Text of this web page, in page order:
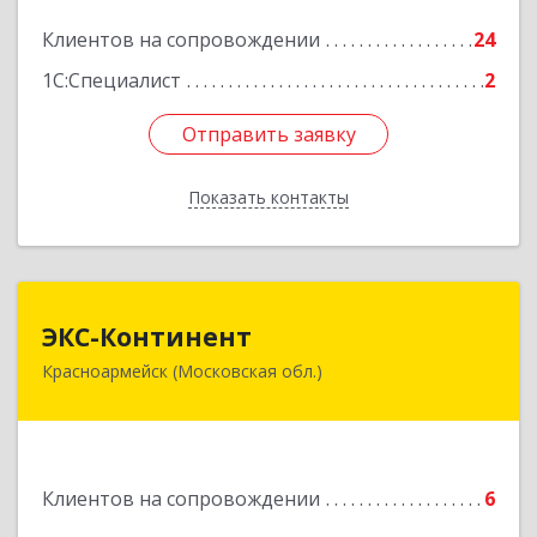
Клиентов на сопровождении
24
1С:Специалист
2
Отправить заявку
Показать контакты
Подробнее
Отправить заявку
Назад
ЭКС-Континент
Красноармейск (Московская обл.)
Клиентов на сопровождении 6
141292, Московская область, Красноармейск,